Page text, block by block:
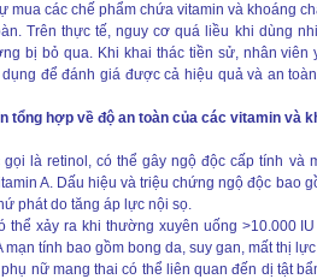
mua các chế phẩm chứa vitamin và khoáng
Trên thực tế, nguy cơ quá liều khi dùng
bị bỏ qua. Khi khai thác tiền sử, nhân
để đánh giá được cả hiệu quả và an
tổng hợp về độ an toàn của các vitamin và
là retinol, có thể gây ngộ độc cấp tính và
A. Dấu hiệu và triệu chứng ngộ độc bao
phát do tăng áp lực nội sọ.
thể xảy ra khi thường xuyên uống >10.000
mạn tính bao gồm bong da, suy gan, mất thị
nữ mang thai có thể liên quan đến dị tật